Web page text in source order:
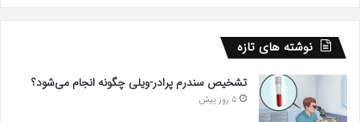
نوشته های تازه
تشخیص سندرم پرادر-ویلی چگونه انجام می‌شود؟
5 روز پیش